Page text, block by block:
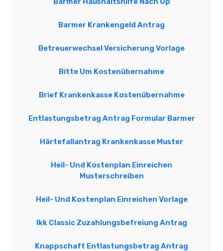
Barmer Krankengeld Antrag
Betreuerwechsel Versicherung Vorlage
Bitte Um Kostenübernahme
Brief Krankenkasse Kostenübernahme
Entlastungsbetrag Antrag Formular Barmer
Härtefallantrag Krankenkasse Muster
Heil- Und Kostenplan Einreichen
Musterschreiben
Heil- Und Kostenplan Einreichen Vorlage
Ikk Classic Zuzahlungsbefreiung Antrag
Knappschaft Entlastungsbetrag Antrag